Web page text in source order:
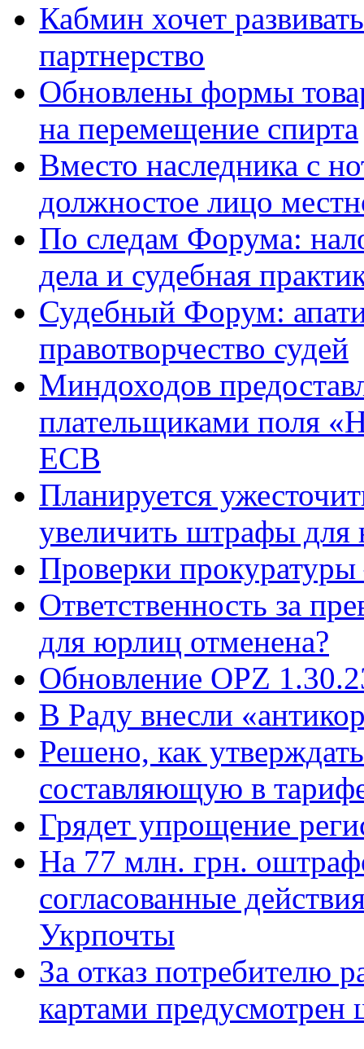
Кабмин хочет
партнерство
Обновлены формы
на перемещение спирта
Вместо наследника с
должностое лицо
По следам Форума:
дела и судебная
Судебный Форум:
правотворчество судей
Миндоходов
плательщиками поля
ЕСВ
Планируется
увеличить штрафы для
Проверки
Ответственность за
для юрлиц отменена?
Обновление OPZ
В Раду внесли
Решено, как
составляющую в
Грядет упрощение
На 77 млн. грн.
согласованные
Укрпочты
За отказ потребителю
картами предусмотрен